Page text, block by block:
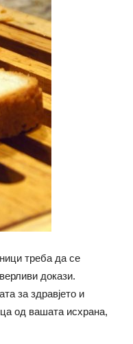
треба да се
докази.
за здравјето и
од вашата исхрана,